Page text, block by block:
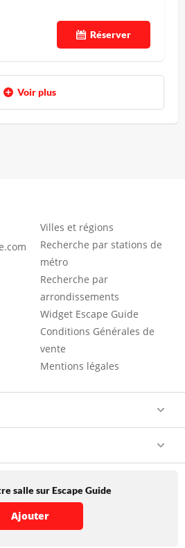
Réserver
Voir plus
Villes et régions
Recherche par stations de
métro
Recherche par
arrondissements
Widget Escape Guide
Conditions Générales de
vente
Mentions légales
salle sur Escape Guide
Ajouter